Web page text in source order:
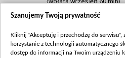
Dofinansowanie 635 783
(wpłata wrzesień 100
mln, listopad 265 mln)
Szanujemy Twoją prywatność
Kliknij "Akceptuję i przechodzę do serwisu",
korzystanie z technologii automatycznego
dostęp do informacji na Twoim urządzeniu